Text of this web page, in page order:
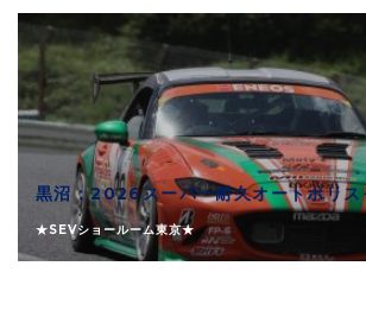
黒沼：2026スーパー耐久オートポリ
★SEVショールーム東京★